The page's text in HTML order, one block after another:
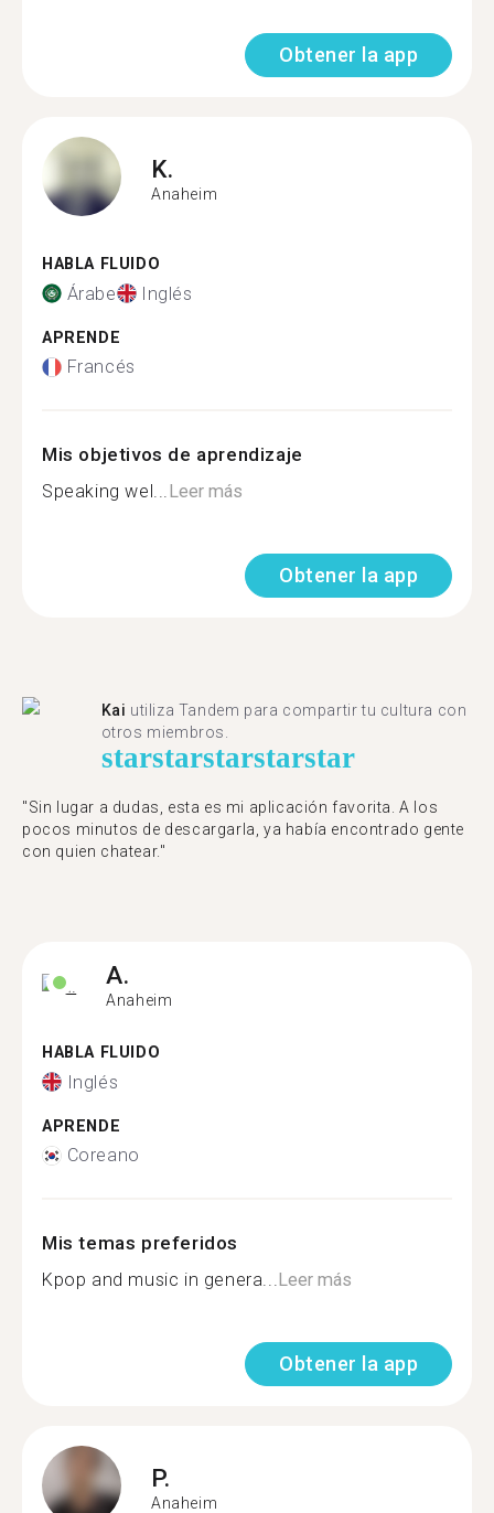
Obtener la app
K.
Anaheim
HABLA FLUIDO
Árabe Inglés
APRENDE
Francés
Mis objetivos de aprendizaje
Speaking wel...Leer más
Obtener la app
Kai utiliza Tandem para compartir tu cultura con
otros miembros.
starstarstarstarstar
"Sin lugar a dudas, esta es mi aplicación favorita. A los
pocos minutos de descargarla, ya había encontrado gente
con quien chatear."
A.
Anaheim
HABLA FLUIDO
Inglés
APRENDE
Coreano
Mis temas preferidos
Kpop and music in genera...Leer más
Obtener la app
P.
Anaheim